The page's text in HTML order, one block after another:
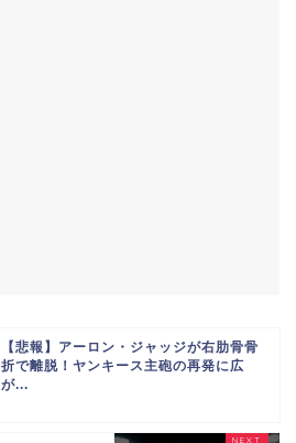
【悲報】アーロン・ジャッジが右肋骨骨
折で離脱！ヤンキース主砲の再発に広
が...